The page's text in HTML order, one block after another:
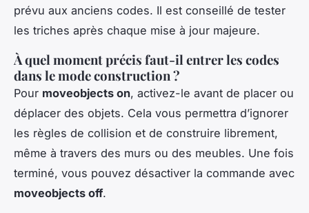
prévu aux anciens codes. Il est conseillé de tester
les triches après chaque mise à jour majeure.
À quel moment précis faut-il entrer les codes
dans le mode construction ?
Pour moveobjects on, activez-le avant de placer ou
déplacer des objets. Cela vous permettra d’ignorer
les règles de collision et de construire librement,
même à travers des murs ou des meubles. Une fois
terminé, vous pouvez désactiver la commande avec
moveobjects off.